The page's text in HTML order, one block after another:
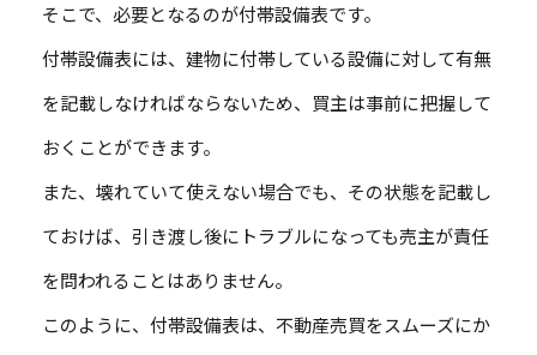
そこで、必要となるのが付帯設備表です。
付帯設備表には、建物に付帯している設備に対して有無
を記載しなければならないため、買主は事前に把握して
おくことができます。
また、壊れていて使えない場合でも、その状態を記載し
ておけば、引き渡し後にトラブルになっても売主が責任
を問われることはありません。
このように、付帯設備表は、不動産売買をスムーズにか